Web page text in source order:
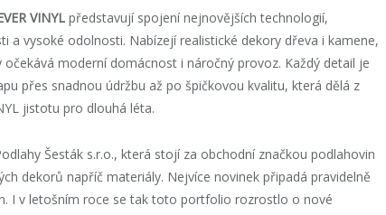
VINYL představují spojení nejnovějších technologií,
a vysoké odolnosti. Nabízejí realistické dekory dřeva i kamene,
moderní domácnost i náročný provoz. Každý detail je
přes snadnou údržbu až po špičkovou kvalitu, která dělá z
jistotu pro dlouhá léta.
Šesták s.r.o., která stojí za obchodní značkou podlahovin
dekorů napříč materiály. Nejvíce novinek připadá pravidelně
I v letošním roce se tak toto portfolio rozrostlo o nové